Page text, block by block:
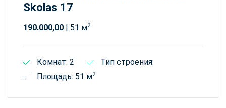
Skolas 17
190.000,00 | 51 м2
Комнат: 2
Тип строения:
Площадь: 51 м2